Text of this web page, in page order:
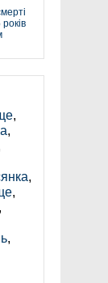
,
,
,
,
,
,